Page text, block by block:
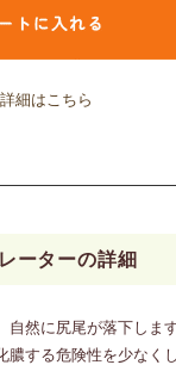
細はこちら
ーターの詳細
然に尻尾が落下します
する危険性を少なくし